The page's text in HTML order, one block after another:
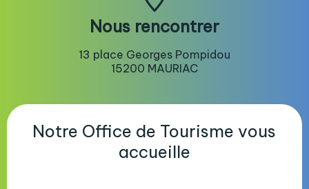
Nous rencontrer
13 place Georges Pompidou
15200 MAURIAC
Notre Office de Tourisme vous
accueille